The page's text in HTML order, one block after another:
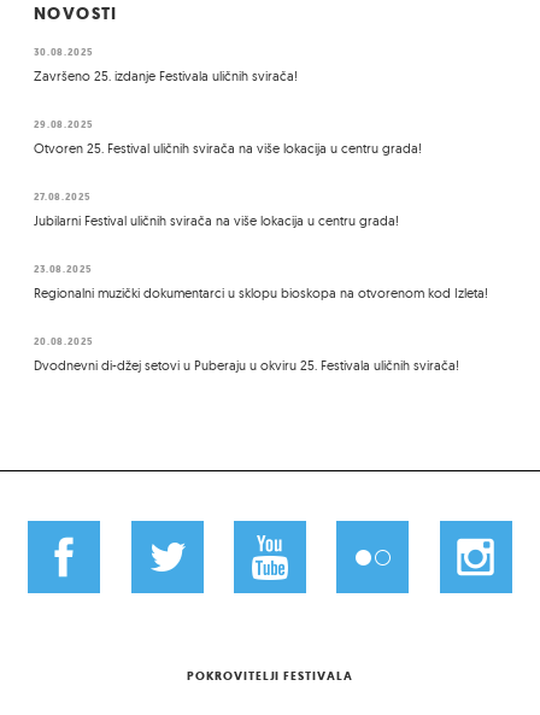
NOVOSTI
30.08.2025
Završeno 25. izdanje Festivala uličnih svirača!
29.08.2025
Otvoren 25. Festival uličnih svirača na više lokacija u centru grada!
27.08.2025
Jubilarni Festival uličnih svirača na više lokacija u centru grada!
23.08.2025
Regionalni muzički dokumentarci u sklopu bioskopa na otvorenom kod Izleta!
20.08.2025
Dvodnevni di-džej setovi u Puberaju u okviru 25. Festivala uličnih svirača!
POKROVITELJI FESTIVALA